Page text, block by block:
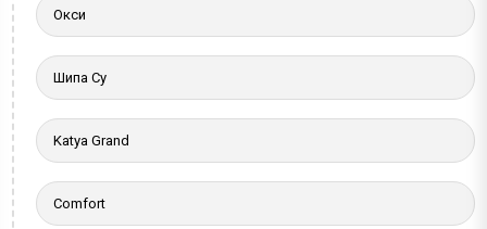
Окси
Шипа Су
Katya Grand
Comfort